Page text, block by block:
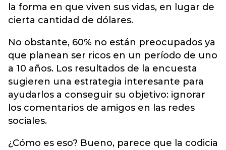
la forma en que viven sus vidas, en lugar de
cierta cantidad de dólares.
No obstante, 60% no están preocupados ya
que planean ser ricos en un período de uno
a 10 años. Los resultados de la encuesta
sugieren una estrategia interesante para
ayudarlos a conseguir su objetivo: ignorar
los comentarios de amigos en las redes
sociales.
¿Cómo es eso? Bueno, parece que la codicia